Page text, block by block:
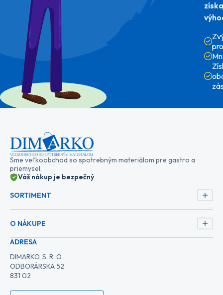
Sme veľkoobchod so spotrebným materiálom pre gastro a
priemysel.
Váš nákup je bezpečný
SORTIMENT
O NÁKUPE
ADRESA
DIMARKO, S. R. O.
ODBORÁRSKA 52
831 02